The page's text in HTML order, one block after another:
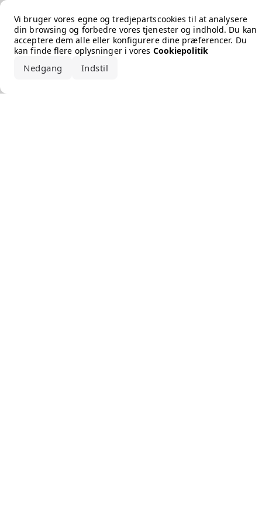
Vi bruger vores egne og tredjepartscookies til at analysere
din browsing og forbedre vores tjenester og indhold. Du kan
acceptere dem alle eller konfigurere dine præferencer. Du
kan finde flere oplysninger i vores Cookiepolitik
Nedgang Indstil
Error loading the brand